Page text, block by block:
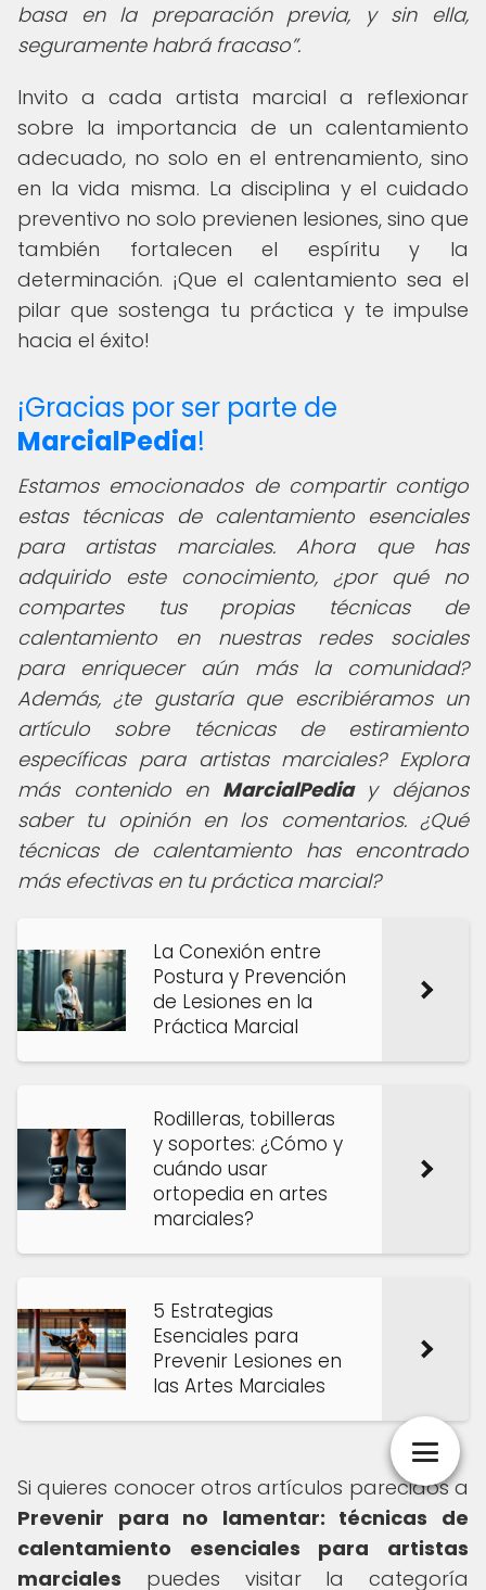
basa en la preparación previa, y sin ella,
seguramente habrá fracaso .
Invito a cada artista marcial a reflexionar
sobre la importancia de un calentamiento
adecuado, no solo en el entrenamiento, sino
en la vida misma. La disciplina y el cuidado
preventivo no solo previenen lesiones, sino que
también fortalecen el espíritu y la
determinación. ¡Que el calentamiento sea el
pilar que sostenga tu práctica y te impulse
hacia el éxito!
¡Gracias por ser parte de
MarcialPedia!
Estamos emocionados de compartir contigo
estas técnicas de calentamiento esenciales
para artistas marciales. Ahora que has
adquirido este conocimiento, ¿por qué no
compartes tus propias técnicas de
calentamiento en nuestras redes sociales
para enriquecer aún más la comunidad?
Además, ¿te gustaría que escribiéramos un
artículo sobre técnicas de estiramiento
específicas para artistas marciales? Explora
más contenido en MarcialPediay déjanos
saber tu opinión en los comentarios. ¿Qué
técnicas de calentamiento has encontrado
más efectivas en tu práctica marcial?
La Conexión entre
Postura y Prevención
de Lesiones en la
Práctica Marcial
Rodilleras, tobilleras
y soportes: ¿Cómo y
cuándo usar
ortopedia en artes
marciales?
5 Estrategias
Esenciales para
Prevenir Lesiones en
las Artes Marciales
Si quieres conocer otros artículos parecidos a
Prevenir para no lamentar: técnicas de
calentamiento esenciales para artistas
marciales puedes visitar la categoría